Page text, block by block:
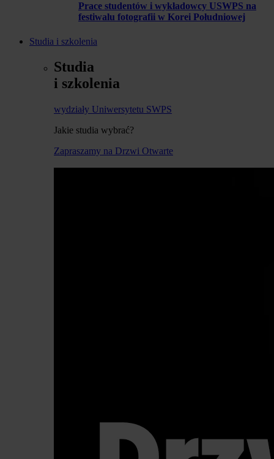
Prace studentów i wykładowcy USWPS na
festiwalu fotografii w Korei Południowej
Studia i szkolenia
Studia
i szkolenia
wydziały Uniwersytetu SWPS
Jakie studia wybrać?
Zapraszamy na Drzwi Otwarte